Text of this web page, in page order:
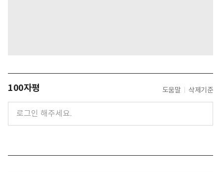
100자평 도움말 삭제기준